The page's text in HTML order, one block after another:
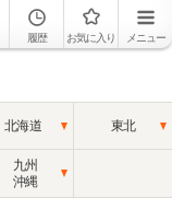
履歴 お気に入り メニュー
北海道 東北
九州
沖縄